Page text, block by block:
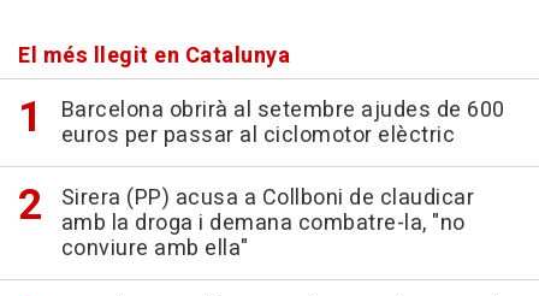
El més llegit en Catalunya
Barcelona obrirà al setembre ajudes de 600
euros per passar al ciclomotor elèctric
Sirera (PP) acusa a Collboni de claudicar
amb la droga i demana combatre-la, "no
conviure amb ella"